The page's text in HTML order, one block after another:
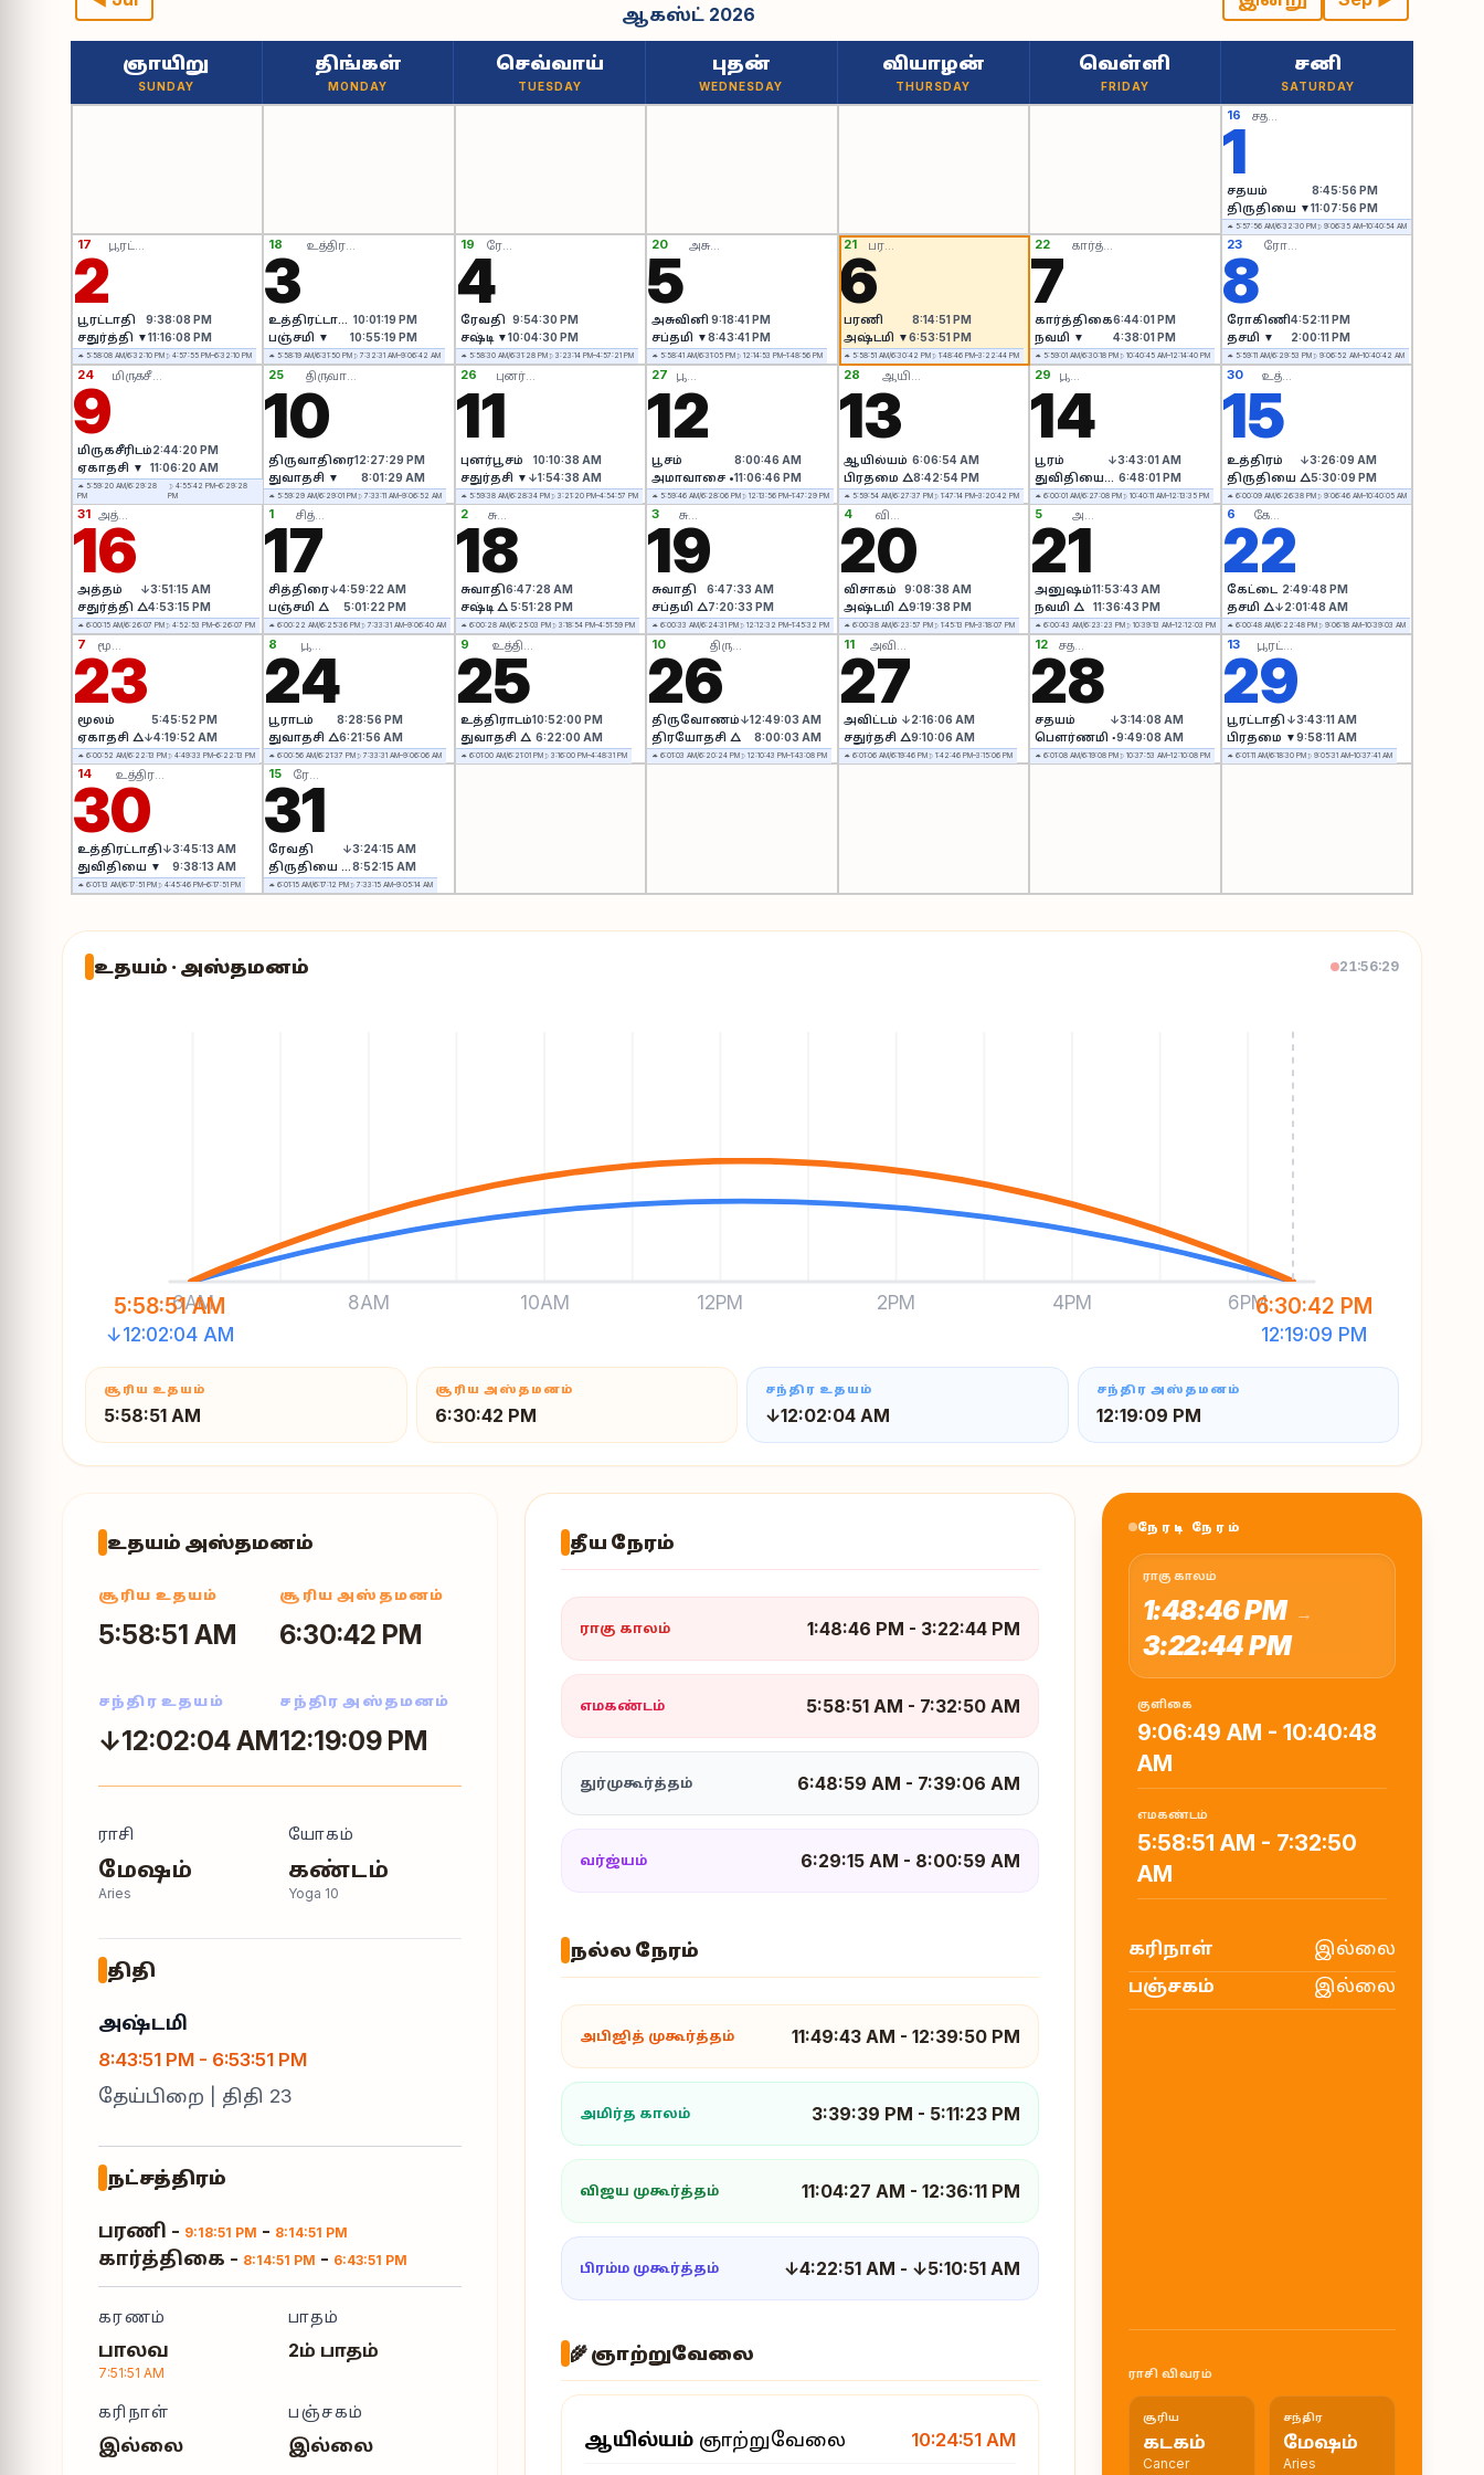
ஆகஸ்ட் 2026
ஞாயிறு
SUNDAY
திங்கள்
MONDAY
செவ்வாய்
TUESDAY
புதன்
WEDNESDAY
வியாழன்
THURSDAY
வெள்ளி
FRIDAY
சனி
SATURDAY
16 சதயம்
1
சதயம்
8:45:56 PM
திருதியை ▼11:07:56 PM
☼ 5:57:56 AM/6:32:30 PM☽ 9:06:35 AM–10:40:54 AM
17 பூரட்டாதி
2
பூரட்டாதி
9:38:08 PM
சதுர்த்தி ▼11:16:08 PM
☼ 5:58:08 AM/6:32:10 PM☽ 4:57:55 PM–6:32:10 PM
18 உத்திரட்டாதி
3
உத்திரட்டாதி 10:01:19 PM
பஞ்சமி ▼
10:55:19 PM
☼ 5:58:19 AM/6:31:50 PM☽ 7:32:31 AM–9:06:42 AM
19 ரேவதி
4
ரேவதி 9:54:30 PM
சஷ்டி ▼10:04:30 PM
☼ 5:58:30 AM/6:31:28 PM☽ 3:23:14 PM–4:57:21 PM
20 அசுவினி
5
அசுவினி 9:18:41 PM
சப்தமி ▼8:43:41 PM
☼ 5:58:41 AM/6:31:05 PM☽ 12:14:53 PM–1:48:56 PM
21 பரணி
6
பரணி
8:14:51 PM
அஷ்டமி ▼6:53:51 PM
☼ 5:58:51 AM/6:30:42 PM☽ 1:48:46 PM–3:22:44 PM
22 கார்த்திகை
7
கார்த்திகை6:44:01 PM
நவமி ▼
4:38:01 PM
☼ 5:59:01 AM/6:30:18 PM☽ 10:40:45 AM–12:14:40 PM
23 ரோகிணி
8
ரோகிணி4:52:11 PM
தசமி ▼
2:00:11 PM
☼ 5:59:11 AM/6:29:53 PM☽ 9:06:52 AM–10:40:42 AM
24 மிருகசீரிடம்
9
மிருகசீரிடம்2:44:20 PM
ஏகாதசி ▼
11:06:20 AM
☼ 5:59:20 AM/6:29:28
PM
☽ 4:55:42 PM–6:29:28
PM
25 திருவாதிரை
10
திருவாதிரை12:27:29 PM
துவாதசி ▼
8:01:29 AM
☼ 5:59:29 AM/6:29:01 PM☽ 7:33:11 AM–9:06:52 AM
26 புனர்பூசம்
11
புனர்பூசம்
10:10:38 AM
சதுர்தசி ▼ ↓1:54:38 AM
☼ 5:59:38 AM/6:28:34 PM☽ 3:21:20 PM–4:54:57 PM
27 பூசம்
12
பூசம்
8:00:46 AM
அமாவாசை •11:06:46 PM
☼ 5:59:46 AM/6:28:06 PM☽ 12:13:56 PM–1:47:29 PM
28 ஆயில்யம்
13
ஆயில்யம் 6:06:54 AM
பிரதமை △8:42:54 PM
☼ 5:59:54 AM/6:27:37 PM☽ 1:47:14 PM–3:20:42 PM
29 பூரம்
14
பூரம்
↓3:43:01 AM
துவிதியை △ 6:48:01 PM
☼ 6:00:01 AM/6:27:08 PM☽ 10:40:11 AM–12:13:35 PM
30 உத்திரம்
15
உத்திரம்
↓3:26:09 AM
திருதியை △5:30:09 PM
☼ 6:00:09 AM/6:26:38 PM☽ 9:06:46 AM–10:40:05 AM
31 அத்தம்
16
அத்தம்
↓3:51:15 AM
சதுர்த்தி △4:53:15 PM
☼ 6:00:15 AM/6:26:07 PM☽ 4:52:53 PM–6:26:07 PM
1 சித்திரை
17
சித்திரை↓4:59:22 AM
பஞ்சமி △
5:01:22 PM
☼ 6:00:22 AM/6:25:36 PM☽ 7:33:31 AM–9:06:40 AM
2 சுவாதி
18
சுவாதி6:47:28 AM
சஷ்டி △ 5:51:28 PM
☼ 6:00:28 AM/6:25:03 PM☽ 3:18:54 PM–4:51:59 PM
3 சுவாதி
19
சுவாதி
6:47:33 AM
சப்தமி △7:20:33 PM
☼ 6:00:33 AM/6:24:31 PM☽ 12:12:32 PM–1:45:32 PM
4 விசாகம்
20
விசாகம்
9:08:38 AM
அஷ்டமி △9:19:38 PM
☼ 6:00:38 AM/6:23:57 PM☽ 1:45:13 PM–3:18:07 PM
5 அனுஷம்
21
அனுஷம்11:53:43 AM
நவமி △
11:36:43 PM
☼ 6:00:43 AM/6:23:23 PM☽ 10:39:13 AM–12:12:03 PM
6 கேட்டை
22
கேட்டை
2:49:48 PM
தசமி △↓2:01:48 AM
☼ 6:00:48 AM/6:22:48 PM☽ 9:06:18 AM–10:39:03 AM
7 மூலம்
23
மூலம்
5:45:52 PM
ஏகாதசி △↓4:19:52 AM
☼ 6:00:52 AM/6:22:13 PM☽ 4:49:33 PM–6:22:13 PM
8 பூராடம்
24
பூராடம்
8:28:56 PM
துவாதசி △6:21:56 AM
☼ 6:00:56 AM/6:21:37 PM☽ 7:33:31 AM–9:06:06 AM
9 உத்திராடம்
25
உத்திராடம்10:52:00 PM
துவாதசி △ 6:22:00 AM
☼ 6:01:00 AM/6:21:01 PM☽ 3:16:00 PM–4:48:31 PM
10 திருவோணம்
26
திருவோணம்↓12:49:03 AM
திரயோதசி △
8:00:03 AM
☼ 6:01:03 AM/6:20:24 PM☽ 12:10:43 PM–1:43:08 PM
11 அவிட்டம்
27
அவிட்டம் ↓2:16:06 AM
சதுர்தசி △9:10:06 AM
☼ 6:01:06 AM/6:19:46 PM☽ 1:42:46 PM–3:15:06 PM
12 சதயம்
28
சதயம்
↓3:14:08 AM
பௌர்ணமி ◦9:49:08 AM
☼ 6:01:08 AM/6:19:08 PM☽ 10:37:53 AM–12:10:08 PM
13 பூரட்டாதி
29
பூரட்டாதி ↓3:43:11 AM
பிரதமை ▼9:58:11 AM
☼ 6:01:11 AM/6:18:30 PM☽ 9:05:31 AM–10:37:41 AM
14 உத்திரட்டாதி
30
உத்திரட்டாதி↓3:45:13 AM
துவிதியை ▼
9:38:13 AM
☼ 6:01:13 AM/6:17:51 PM☽ 4:45:46 PM–6:17:51 PM
15 ரேவதி
31
ரேவதி
↓3:24:15 AM
திருதியை ▼ 8:52:15 AM
☼ 6:01:15 AM/6:17:12 PM☽ 7:33:15 AM–9:05:14 AM
உதயம் · அஸ்தமனம் 21:56:30
6AM 8AM 10AM 12PM 2PM 4PM 6PM
5:58:51 AM 6:30:42 PM
↓12:02:04 AM 12:19:09 PM
சூரிய உதயம்
5:58:51 AM
சூரிய அஸ்தமனம்
6:30:42 PM
சந்திர உதயம்
↓12:02:04 AM
சந்திர அஸ்தமனம்
12:19:09 PM
உதயம் அஸ்தமனம்
சூரிய உதயம்
5:58:51 AM
சூரிய அஸ்தமனம்
6:30:42 PM
சந்திர உதயம்
↓12:02:04 AM
சந்திர அஸ்தமனம்
12:19:09 PM
ராசி
மேஷம்
Aries
யோகம்
கண்டம்
Yoga 10
திதி
அஷ்டமி
8:43:51 PM - 6:53:51 PM
தேய்பிறை | திதி 23
நட்சத்திரம்
பரணி - 9:18:51 PM - 8:14:51 PM
கார்த்திகை - 8:14:51 PM - 6:43:51 PM
கரணம்
பாலவ
7:51:51 AM
பாதம்
2ம் பாதம்
கரிநாள்
இல்லை
பஞ்சகம்
இல்லை
தீய நேரம்
ராகு காலம் 1:48:46 PM - 3:22:44 PM
எமகண்டம் 5:58:51 AM - 7:32:50 AM
துர்முகூர்த்தம் 6:48:59 AM - 7:39:06 AM
வர்ஜ்யம் 6:29:15 AM - 8:00:59 AM
நல்ல நேரம்
அபிஜித் முகூர்த்தம் 11:49:43 AM - 12:39:50 PM
அமிர்த காலம் 3:39:39 PM - 5:11:23 PM
விஜய முகூர்த்தம் 11:04:27 AM - 12:36:11 PM
பிரம்ம முகூர்த்தம் ↓4:22:51 AM - ↓5:10:51 AM
🌾 ஞாற்றுவேலை
ஆயில்யம்ஞாற்றுவேலை 10:24:51 AM
நேரடி நேரம்
ராகு காலம்
1:48:46 PM →
3:22:44 PM
குளிகை
9:06:49 AM - 10:40:48
AM
எமகண்டம்
5:58:51 AM - 7:32:50
AM
கரிநாள்
இல்லை
பஞ்சகம்
இல்லை
ராசி விவரம்
சூரிய
கடகம்
Cancer
சந்திர
மேஷம்
Aries